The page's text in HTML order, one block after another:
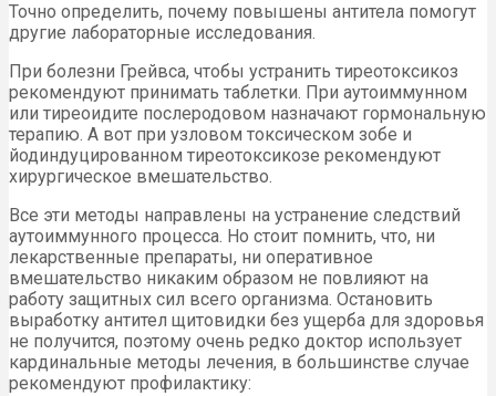
Точно определить, почему повышены антитела помогут
другие лабораторные исследования.
При болезни Грейвса, чтобы устранить тиреотоксикоз
рекомендуют принимать таблетки. При аутоиммунном
или тиреоидите послеродовом назначают гормональную
терапию. А вот при узловом токсическом зобе и
йодиндуцированном тиреотоксикозе рекомендуют
хирургическое вмешательство.
Все эти методы направлены на устранение следствий
аутоиммунного процесса. Но стоит помнить, что, ни
лекарственные препараты, ни оперативное
вмешательство никаким образом не повлияют на
работу защитных сил всего организма. Остановить
выработку антител щитовидки без ущерба для здоровья
не получится, поэтому очень редко доктор использует
кардинальные методы лечения, в большинстве случае
рекомендуют профилактику: